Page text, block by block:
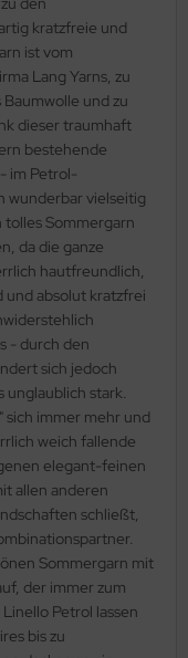
kratzfreie und
ist vom
Lang Yarns, zu
und zu
dieser traumhaft
bestehende
im Petrol-
wunderbar vielseitig
Sommergarn
da die ganze
hautfreundlich,
absolut kratzfrei
- durch den
sich jedoch
unglaublich stark.
immer mehr und
weich fallende
elegant-feinen
allen anderen
schließt,
Sommergarn mit
der immer zum
Petrol lassen
bis zu